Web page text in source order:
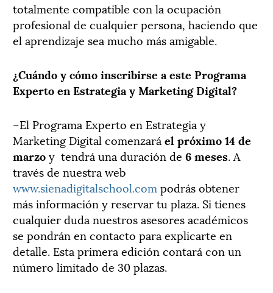
totalmente compatible con la ocupación
profesional de cualquier persona, haciendo que
el aprendizaje sea mucho más amigable.
¿Cuándo y cómo inscribirse a este Programa
Experto en Estrategia y Marketing Digital?
–El Programa Experto en Estrategia y
Marketing Digital comenzará el próximo 14 de
marzoy tendrá una duración de 6 meses. A
través de nuestra web
www.sienadigitalschool.com podrás obtener
más información y reservar tu plaza. Si tienes
cualquier duda nuestros asesores académicos
se pondrán en contacto para explicarte en
detalle. Esta primera edición contará con un
número limitado de 30 plazas.